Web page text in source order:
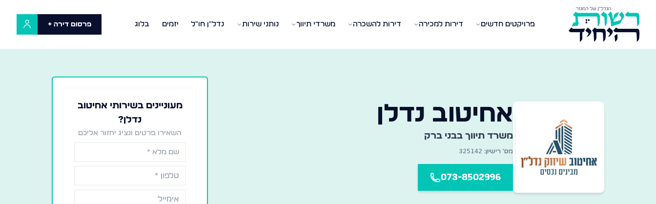
פרויקטים חדשים דירות למכירה דירות להשכרה משרדי תיווך נותני שירות נדל"ן חו"ל יזמים בלוג פרסום דירה +
אחיטוב נדלן
משרד תיווך בבני ברק
מס׳ רישיון: 325142
073-8502996
מעוניינים בשירותי אחיטוב
נדלן?
השאירו פרטים ונציג יחזור אליכם